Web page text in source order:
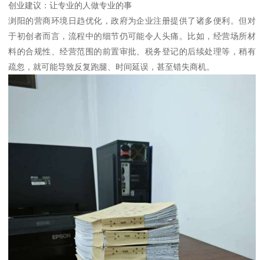
创业建议：让专业的人做专业的事
浏阳的营商环境日趋优化，政府为企业注册提供了诸多便利。但对
于初创者而言，流程中的细节仍可能令人头痛。比如，经营场所材
料的合规性、经营范围的前置审批、税务登记的后续处理等，稍有
疏忽，就可能导致反复跑腿、时间延误，甚至错失商机。